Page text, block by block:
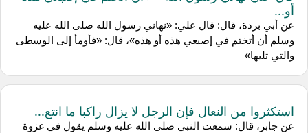
أو...
عن أبي بردة، قال: قال علي: «نهاني رسول الله صلى الله عليه
وسلم أن أتختم في إصبعي هذه أو هذه»، قال: «فأومأ إلى الوسطى
والتي تليها»
استكثروا من النعال فإن الرجل لا يزال راكبا ما انتع...
عن جابر، قال: سمعت النبي صلى الله عليه وسلم يقول في غزوة